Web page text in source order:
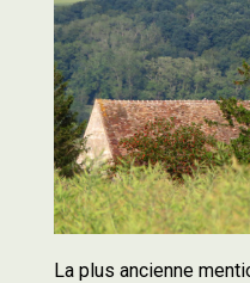
La plus ancienne